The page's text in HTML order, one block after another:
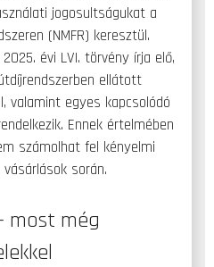
jogosultságukat a
(NMFR) keresztül.
évi LVI. törvény írja elő,
ellátott
valamint egyes kapcsolódó
Ennek értelmében
számolhat fel kényelmi
során.
most még